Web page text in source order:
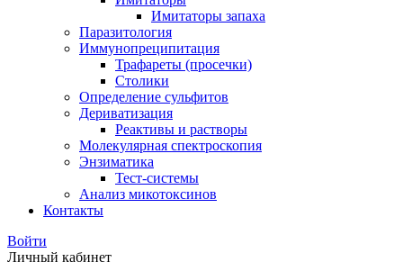
Имитаторы запаха
Паразитология
Иммунопреципитация
Трафареты (просечки)
Столики
Определение сульфитов
Дериватизация
Реактивы и растворы
Молекулярная спектроскопия
Энзиматика
Тест-системы
Анализ микотоксинов
Контакты
Войти
Личный кабинет